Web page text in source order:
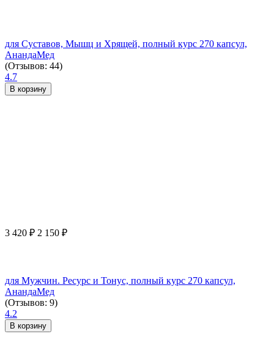
для Суставов, Мышц и Хрящей, полный курс 270 капсул,
АнандаМед
(Отзывов: 44)
4.7
В корзину
3 420 ₽ 2 150 ₽
для Мужчин. Ресурс и Тонус, полный курс 270 капсул,
АнандаМед
(Отзывов: 9)
4.2
В корзину